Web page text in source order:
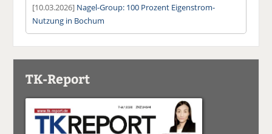
[10.03.2026] Nagel-Group: 100 Prozent Eigenstrom-
Nutzung in Bochum
TK-Report